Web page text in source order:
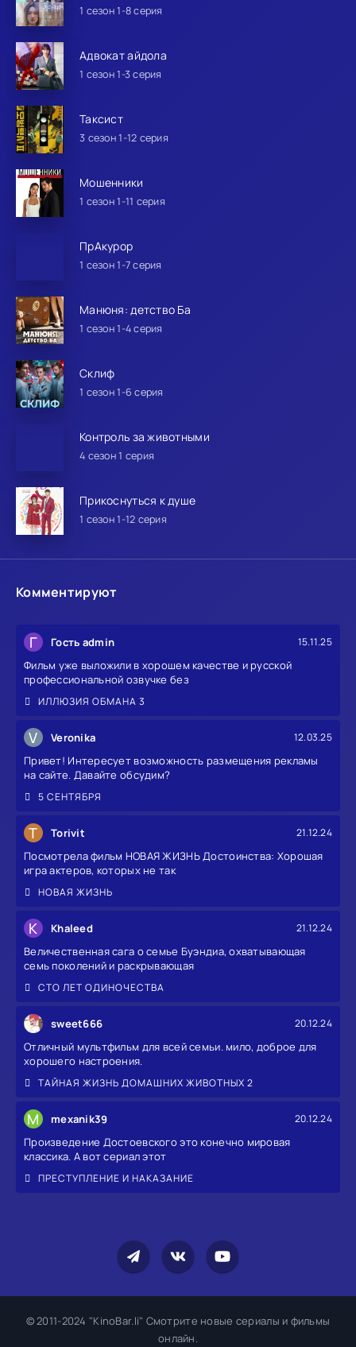
1 сезон 1-8 серия
Адвокат айдола
1 сезон 1-3 серия
Таксист
3 сезон 1-12 серия
Мошенники
1 сезон 1-11 серия
ПрАкурор
1 сезон 1-7 серия
Манюня: детство Ба
1 сезон 1-4 серия
Склиф
1 сезон 1-6 серия
Контроль за животными
4 сезон 1 серия
Прикоснуться к душе
1 сезон 1-12 серия
Комментируют
Г Гость admin 15.11.25
Фильм уже выложили в хорошем качестве и русской
профессиональной озвучке без
ИЛЛЮЗИЯ ОБМАНА 3
V Veronika 12.03.25
Привет! Интересует возможность размещения рекламы
на сайте. Давайте обсудим?
5 СЕНТЯБРЯ
T Torivit 21.12.24
Посмотрела фильм НОВАЯ ЖИЗНЬ Достоинства: Хорошая
игра актеров, которых не так
НОВАЯ ЖИЗНЬ
K Khaleed 21.12.24
Величественная сага о семье Буэндиа, охватывающая
семь поколений и раскрывающая
СТО ЛЕТ ОДИНОЧЕСТВА
sweet666 20.12.24
Отличный мультфильм для всей семьи. мило, доброе для
хорошего настроения.
ТАЙНАЯ ЖИЗНЬ ДОМАШНИХ ЖИВОТНЫХ 2
M mexanik39 20.12.24
Произведение Достоевского это конечно мировая
классика. А вот сериал этот
ПРЕСТУПЛЕНИЕ И НАКАЗАНИЕ
© 2011-2024 "KinoBar.li" Смотрите новые сериалы и фильмы
онлайн.